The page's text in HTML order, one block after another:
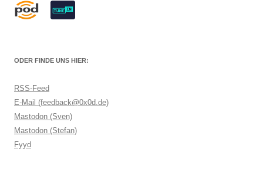
ODER FINDE UNS HIER:
RSS-Feed
E-Mail (feedback@0x0d.de)
Mastodon (Sven)
Mastodon (Stefan)
Fyyd